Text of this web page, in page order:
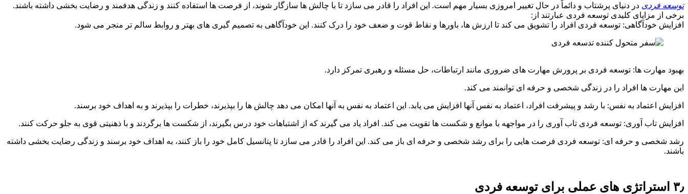
توسعه فردی در دنیای پرشتاب و دائماً در حال تغییر امروزی بسیار مهم است. این افراد را قادر می سازد تا با چالش ها سازگار شوند، از فرصت ها استفاده کنند و زندگی هدفمند و رضایت بخشی داشته باشند.
برخی از مزایای کلیدی توسعه فردی عبارتند از:
افزایش خودآگاهی: توسعه فردی افراد را تشویق می کند تا ارزش ها، باورها و نقاط قوت و ضعف خود را درک کنند. این خودآگاهی به تصمیم گیری های بهتر و روابط سالم تر منجر می شود.
بهبود مهارت ها: توسعه فردی بر پرورش مهارت های ضروری مانند ارتباطات، حل مسئله و رهبری تمرکز دارد.
این مهارت ها افراد را در زندگی شخصی و حرفه ای توانمند می کند.
افزایش اعتماد به نفس: با رشد و پیشرفت افراد، اعتماد به نفس آنها افزایش می یابد. این اعتماد به نفس به آنها امکان می دهد چالش ها را بپذیرند، خطرات را بپذیرند و به اهداف خود برسند.
افزایش تاب آوری: توسعه فردی تاب آوری را در مواجهه با موانع و شکست ها تقویت می کند. افراد یاد می گیرند که از اشتباهات خود درس بگیرند، از شکست ها برگردند و با ذهنیتی قوی به جلو حرکت کنند.
رشد شخصی و حرفه ای: توسعه فردی فرصت هایی را برای رشد شخصی و حرفه ای باز می کند. این افراد را قادر می سازد تا پتانسیل کامل خود را باز کنند، به اهداف خود برسند و زندگی رضایت بخشی داشته
باشند.
۳٫ استراتژی های عملی برای توسعه فردی